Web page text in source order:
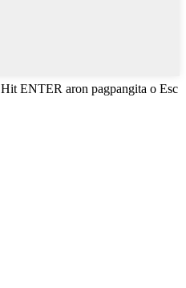
Hit ENTER aron pagpangita o Esc